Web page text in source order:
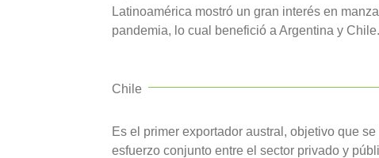
Latinoamérica mostró un gran interés en
pandemia, lo cual benefició a Argentina y Chile.
Chile
Es el primer exportador austral, objetivo que
esfuerzo conjunto entre el sector privado y